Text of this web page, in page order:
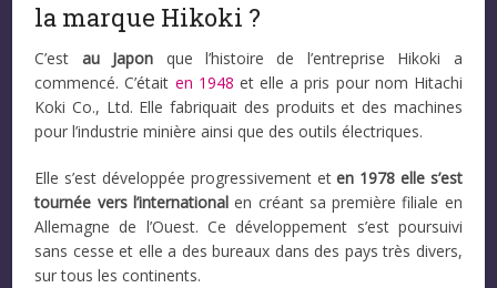
la marque Hikoki ?
C’est au Japon que l’histoire de l’entreprise Hikoki a
commencé. C’était en 1948 et elle a pris pour nom Hitachi
Koki Co., Ltd. Elle fabriquait des produits et des machines
pour l’industrie minière ainsi que des outils électriques.
Elle s’est développée progressivement eten 1978 elle s’est
tournée vers l’internationalen créant sa première filiale en
Allemagne de l’Ouest. Ce développement s’est poursuivi
sans cesse et elle a des bureaux dans des pays très divers,
sur tous les continents.